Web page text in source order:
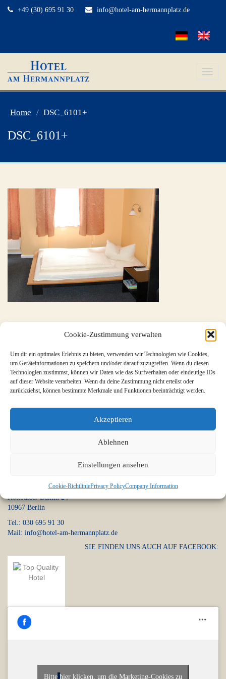
Cookie-Zustimmung verwalten
Um dir ein optimales Erlebnis zu bieten, verwenden wir Technologien wie Cookies,
um Geräteinformationen zu speichern und/oder darauf zuzugreifen. Wenn du diesen
Technologien zustimmst, können wir Daten wie das Surfverhalten oder eindeutige IDs
auf dieser Website verarbeiten. Wenn du deine Zustimmung nicht erteilst oder
zurückziehst, können bestimmte Merkmale und Funktionen beeinträchtigt werden.
Akzeptieren
Ablehnen
Einstellungen ansehen
Cookie-RichtliniePrivacy PolicyCompany Information
+49 (30) 695 91 30 info@hotel-am-hermannplatz.de
Toggle
Home DSC_6101+
DSC_6101+
Hotel am Hermannplatz
Kottbusser Damm 24
10967 Berlin
Tel.: 030 695 91 30
Mail: info@hotel-am-hermannplatz.de
SIE FINDEN UNS AUCH AUF FACEBOOK:
Bitte hier klicken, um die Marketing-Cookies zu